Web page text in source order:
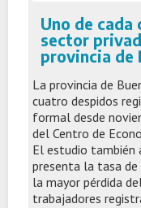
Uno de cada
sector
provincia de
La provincia de
cuatro despidos
formal desde
del Centro de
El estudio también
presenta la tasa
la mayor pérdida
trabajadores